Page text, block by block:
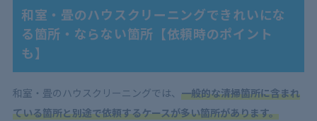
和室・畳のハウスクリーニングできれいにな
る箇所・ならない箇所【依頼時のポイント
も】
和室・畳のハウスクリーニングでは、 一般的な清掃箇所に含まれ
ている箇所と別途で依頼するケースが多い箇所があります。